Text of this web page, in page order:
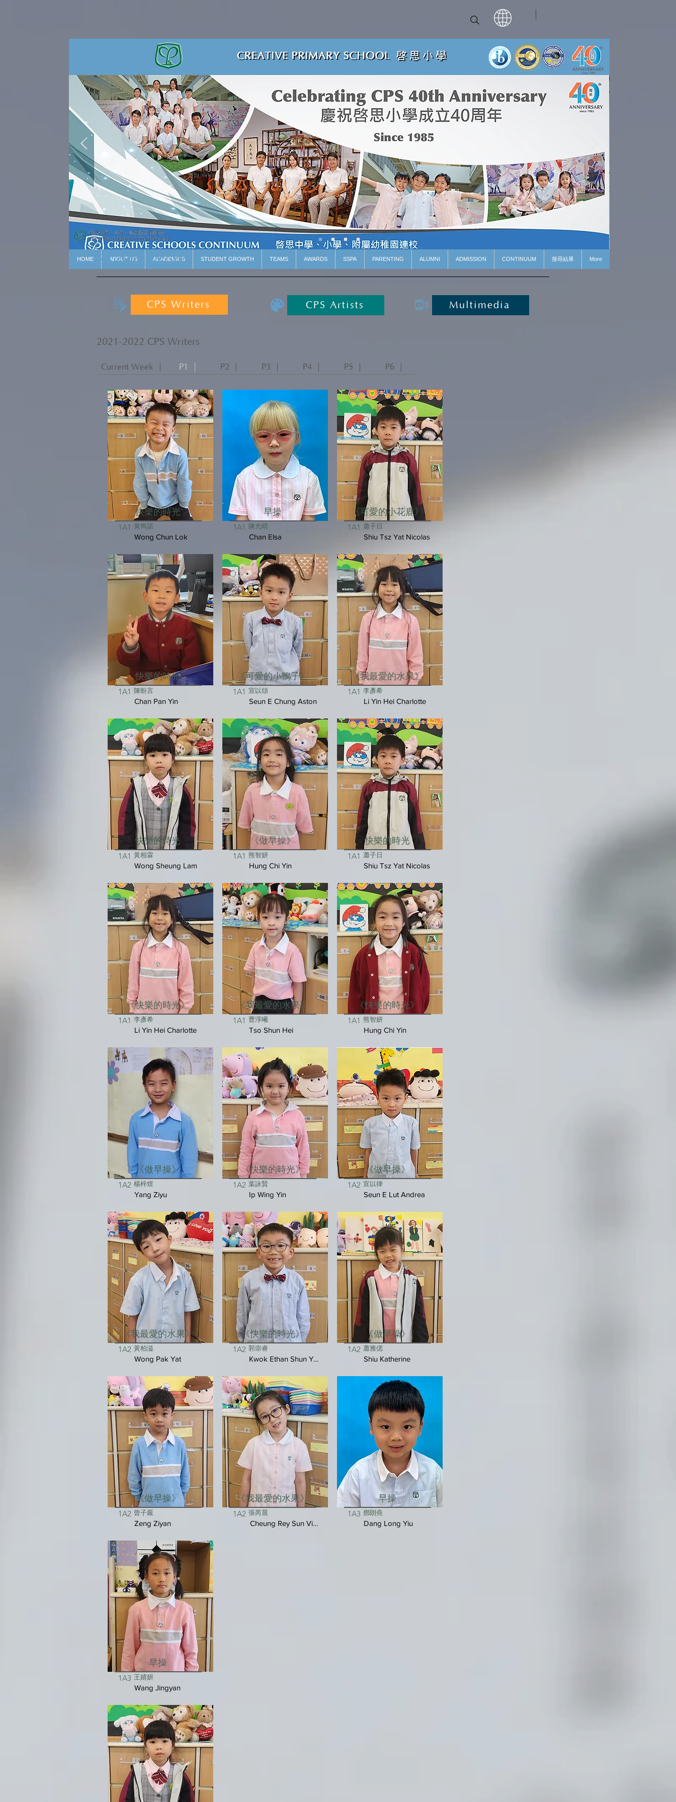
HOME ABOUT US ACADEMICS STUDENT GROWTH TEAMS AWARDS SSPA PARENTING ALUMNI ADMISSION CONTINUUM 搜尋結果 More
Student Works
CPS Writers CPS Artists Multimedia
2021-2022 CPS Writers
Current Week ｜ P1 ｜ P2 ｜ P3 ｜ P4 ｜ P5 ｜ P6 ｜
1A1
Wong Chun Lok
黃雋諾
快樂的時光
1A1
Chan Pan Yin
陳盼言
快樂的時光
1A1
Wong Sheung Lam
黃相霖
快樂的時光
1A1
Li Yin Hei Charlotte
李彥希
《快樂的時光》
1A2
Yang Ziyu
楊梓煜
《做早操》
1A2
Wong Pak Yat
黃柏溢
《我最愛的水果》
1A2
Zeng Ziyan
曾子嚴
《做早操》
1A3
Wang Jingyan
王婧妍
早操
1A1
Chan Elsa
陳允晴
早操
1A1
Seun E Chung Aston
宣以頌
《可愛的小鴨子》
1A1
Hung Chi Yin
熊智妍
《做早操》
1A1
Tso Shun Hei
曹淳曦
《我最愛的水果》
1A2
Ip Wing Yin
葉詠賢
《快樂的時光》
1A2
Kwok Ethan Shun Yui
郭崇睿
《快樂的時光》
1A2
Cheung Rey Sun Vivienne
張芮晨
《我最愛的水果》
1A1
Shiu Tsz Yat Nicolas
蕭子日
《可愛的小花鹿》
1A1
Li Yin Hei Charlotte
李彥希
《我最愛的水果》
1A1
Shiu Tsz Yat Nicolas
蕭子日
快樂的時光
1A1
Hung Chi Yin
熊智妍
《快樂的時光》
1A2
Seun E Lut Andrea
宣以律
《做早操》
1A2
Shiu Katherine
蕭雅偲
《做早操》
1A3
Dang Long Yiu
鄧朗堯
早操